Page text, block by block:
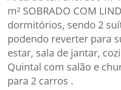
m² SOBRADO COM
dormitórios, sendo 2
podendo reverter para
estar, sala de jantar,
Quintal com salão e
para 2 carros .